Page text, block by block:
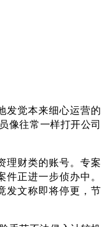
发觉本来细心运营的
像往常一样打开公司
财类的账号。专案
正进一步侦办中。
发文称即将停更，节